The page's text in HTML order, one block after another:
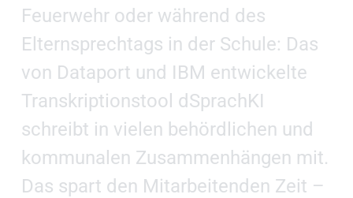
Feuerwehr oder während des
Elternsprechtags in der Schule: Das
von Dataport und IBM entwickelte
Transkriptionstool dSprachKI
schreibt in vielen behördlichen und
kommunalen Zusammenhängen mit.
Das spart den Mitarbeitenden Zeit –